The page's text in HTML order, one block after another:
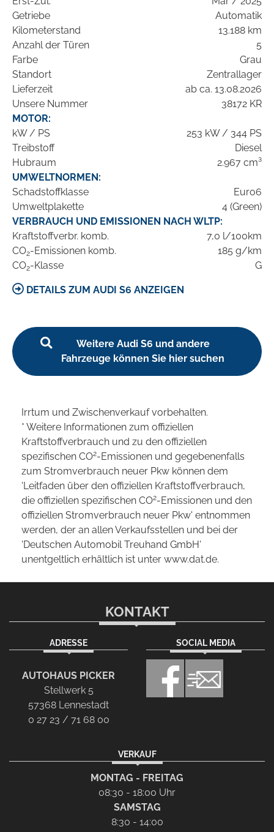
Getriebe
Automatik
Kilometerstand
13.188 km
Anzahl der Türen
5
Farbe
Grau
Standort
Zentrallager
Lieferzeit
ab ca. 13.08.2026
Unsere Nummer
38172 KR
MOTOR:
kW / PS
253 kW / 344 PS
Treibstoff
Diesel
Hubraum
2.967 cm³
UMWELTNORMEN:
Schadstoffklasse
Euro6
Umweltplakette
4 (Green)
VERBRAUCH UND EMISSIONEN NACH WLTP:
Kraftstoffverbr. komb.
7,0 l/100km
CO2-Emissionen komb.
185 g/km
CO2-Klasse G
DETAILS ZUM AUDI S6 ANZEIGEN
Weitere Audi S6 und andere
Fahrzeuge können Sie hier suchen
Irrtum und Zwischenverkauf vorbehalten.
* Weitere Informationen zum offiziellen
Kraftstoffverbrauch und zu den offiziellen
spezifischen CO2-Emissionen und gegebenenfalls
zum Stromverbrauch neuer Pkw können dem
'Leitfaden über den offiziellen Kraftstoffverbrauch,
die offiziellen spezifischen CO2-Emissionen und den
offiziellen Stromverbrauch neuer Pkw' entnommen
werden, der an allen Verkaufsstellen und bei der
'Deutschen Automobil Treuhand GmbH'
unentgeltlich erhältlich ist unter www.dat.de.
KONTAKT
ADRESSE
AUTOHAUS PICKER
Stellwerk 5
57368 Lennestadt
0 27 23 / 71 68 00
SOCIAL MEDIA
VERKAUF
MONTAG - FREITAG
08:30 - 18:00 Uhr
SAMSTAG
8:30 - 14:00